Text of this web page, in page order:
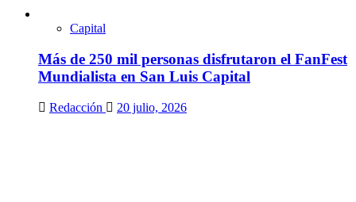
Capital
Más de 250 mil personas disfrutaron el FanFest
Mundialista en San Luis Capital
Redacción 20 julio, 2026